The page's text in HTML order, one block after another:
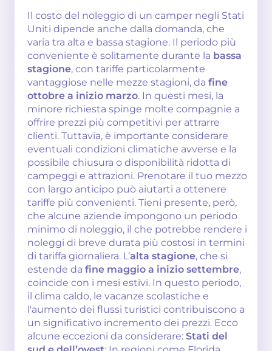
Il costo del noleggio di un camper negli Stati
Uniti dipende anche dalla domanda, che
varia tra alta e bassa stagione. Il periodo più
conveniente è solitamente durante la bassa
stagione, con tariffe particolarmente
vantaggiose nelle mezze stagioni, da fine
ottobre a inizio marzo. In questi mesi, la
minore richiesta spinge molte compagnie a
offrire prezzi più competitivi per attrarre
clienti. Tuttavia, è importante considerare
eventuali condizioni climatiche avverse e la
possibile chiusura o disponibilità ridotta di
campeggi e attrazioni. Prenotare il tuo mezzo
con largo anticipo può aiutarti a ottenere
tariffe più convenienti. Tieni presente, però,
che alcune aziende impongono un periodo
minimo di noleggio, il che potrebbe rendere i
noleggi di breve durata più costosi in termini
di tariffa giornaliera. L’alta stagione, che si
estende da fine maggio a inizio settembre,
coincide con i mesi estivi. In questo periodo,
il clima caldo, le vacanze scolastiche e
l'aumento dei flussi turistici contribuiscono a
un significativo incremento dei prezzi. Ecco
alcune eccezioni da considerare: Stati del